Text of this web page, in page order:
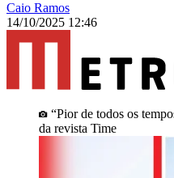
Caio Ramos
14/10/2025 12:46
“Pior de todos os
da revista Time